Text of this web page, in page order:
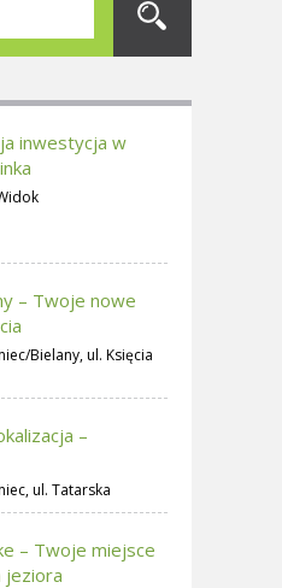
inwestycja w
– Twoje nowe
Bielany, ul. Księcia
–
ul. Tatarska
– Twoje miejsce
jeziora